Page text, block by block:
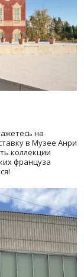
на
в Музее Анри
коллекции
француза